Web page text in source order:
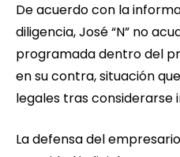
De acuerdo con la
diligencia, José “N” no
programada dentro del
en su contra, situación
legales tras considerarse
La defensa del